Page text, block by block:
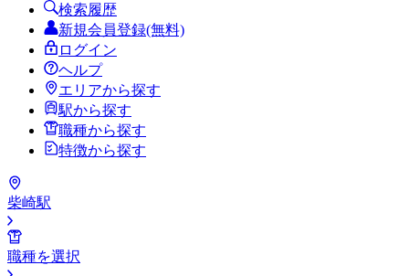
検索履歴
新規会員登録(無料)
ログイン
ヘルプ
エリアから探す
駅から探す
職種から探す
特徴から探す
柴崎駅
職種を選択